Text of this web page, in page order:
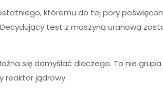
któremu do tej pory
test z maszyną uranową
się domyślać dlaczego. To nie
reaktor jądrowy.